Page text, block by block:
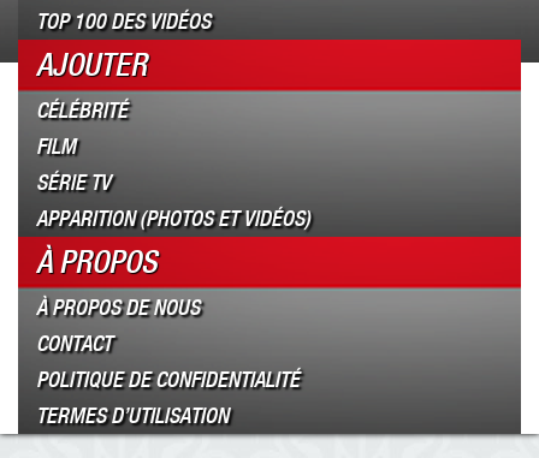
TOP 100 DES VIDÉOS
AJOUTER
CÉLÉBRITÉ
FILM
SÉRIE TV
APPARITION (PHOTOS ET VIDÉOS)
À PROPOS
À PROPOS DE NOUS
CONTACT
POLITIQUE DE CONFIDENTIALITÉ
TERMES D’UTILISATION